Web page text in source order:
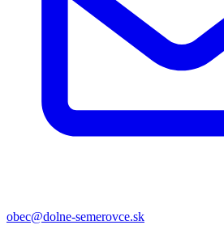
obec@dolne-semerovce.sk